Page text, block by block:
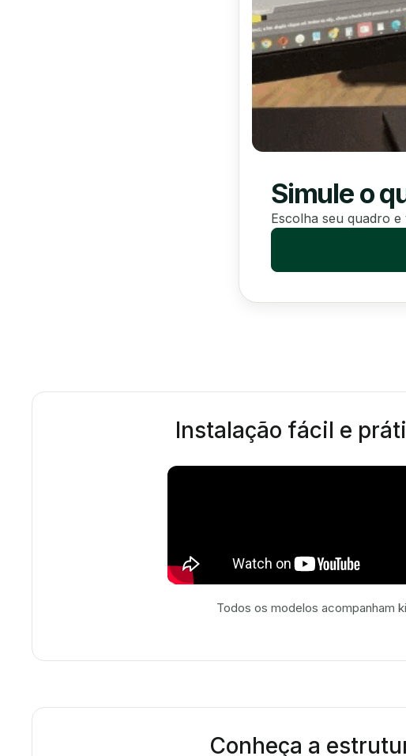
Simule o
Escolha seu quadro
Instalação fácil e
Todos os modelos acompanham
Conheça a